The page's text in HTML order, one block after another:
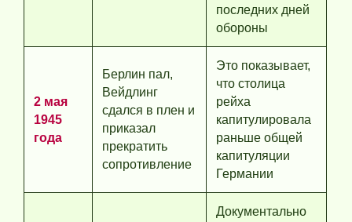
последних дней
обороны
2 мая
1945
года
Берлин пал,
Вейдлинг
сдался в плен и
приказал
прекратить
сопротивление
Это показывает,
что столица
рейха
капитулировала
раньше общей
капитуляции
Германии
Документально